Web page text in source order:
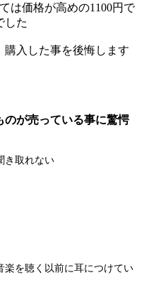
は価格が高めの1100円で
した
購入した事を後悔します
のが売っている事に驚愕
き取れない
楽を聴く以前に耳につけてい